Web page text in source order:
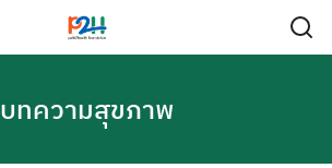
บทความสุขภาพ